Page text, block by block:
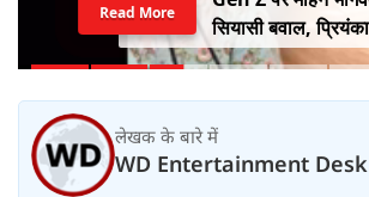
सियासी बवाल,
को किसी सर्टिफिकेट
Read More
लेखक के बारे में
WD Entertainment Desk